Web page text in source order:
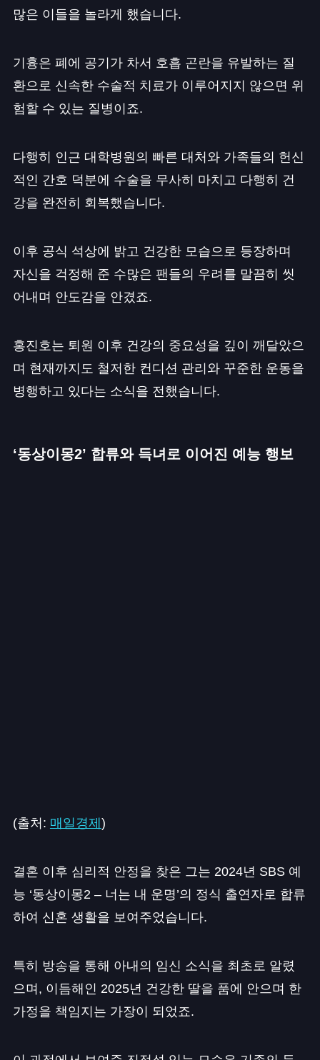
많은 이들을 놀라게 했습니다.
기흉은 폐에 공기가 차서 호흡 곤란을 유발하는 질
환으로 신속한 수술적 치료가 이루어지지 않으면 위
험할 수 있는 질병이죠.
다행히 인근 대학병원의 빠른 대처와 가족들의 헌신
적인 간호 덕분에 수술을 무사히 마치고 다행히 건
강을 완전히 회복했습니다.
이후 공식 석상에 밝고 건강한 모습으로 등장하며
자신을 걱정해 준 수많은 팬들의 우려를 말끔히 씻
어내며 안도감을 안겼죠.
홍진호는 퇴원 이후 건강의 중요성을 깊이 깨달았으
며 현재까지도 철저한 컨디션 관리와 꾸준한 운동을
병행하고 있다는 소식을 전했습니다.
‘동상이몽2’ 합류와 득녀로 이어진 예능 행보
(출처: 매일경제 )
결혼 이후 심리적 안정을 찾은 그는 2024년 SBS 예
능 ‘동상이몽2 – 너는 내 운명’의 정식 출연자로 합류
하여 신혼 생활을 보여주었습니다.
특히 방송을 통해 아내의 임신 소식을 최초로 알렸
으며, 이듬해인 2025년 건강한 딸을 품에 안으며 한
가정을 책임지는 가장이 되었죠.